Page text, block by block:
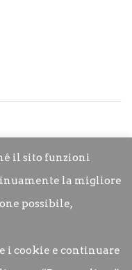
il sito funzioni
la migliore
possibile,
i cookie e continuare